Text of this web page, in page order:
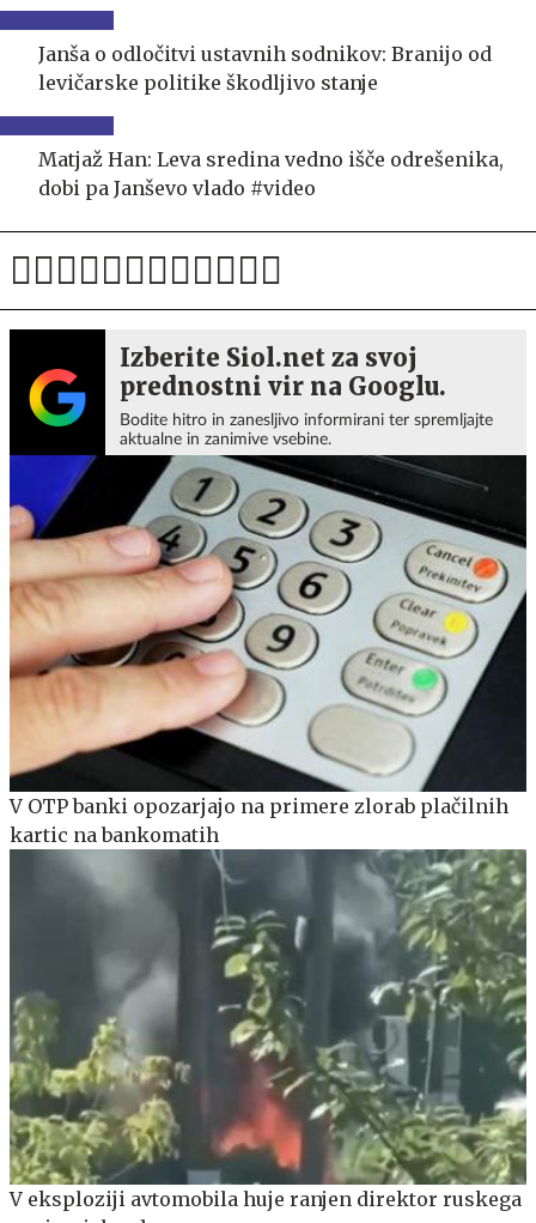
Janša o odločitvi ustavnih sodnikov: Branijo od
levičarske politike škodljivo stanje
Matjaž Han: Leva sredina vedno išče odrešenika,
dobi pa Janševo vlado #video
Izberite Siol.net za svoj
prednostni vir na Googlu.
Bodite hitro in zanesljivo informirani ter spremljajte
aktualne in zanimive vsebine.
V OTP banki opozarjajo na primere zlorab plačilnih
kartic na bankomatih
V eksploziji avtomobila huje ranjen direktor ruskega